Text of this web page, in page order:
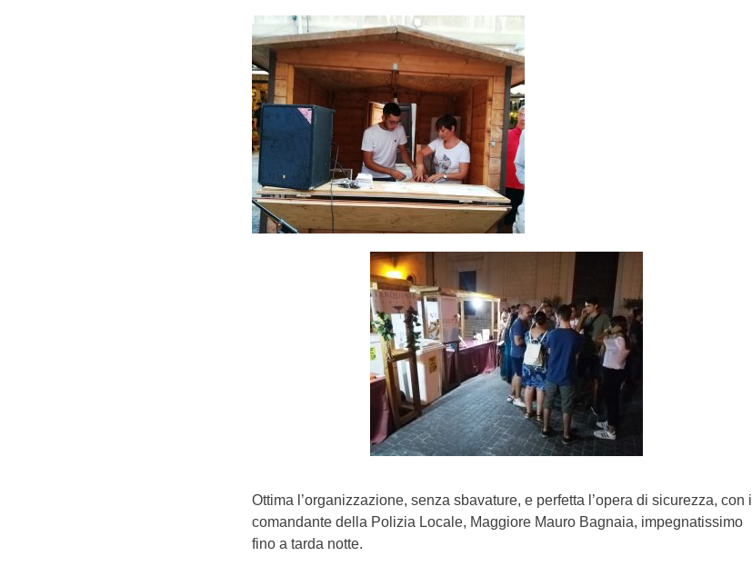
Ottima l’organizzazione, senza sbavature, e perfetta l’opera di sicurezza, con il
comandante della Polizia Locale, Maggiore Mauro Bagnaia, impegnatissimo
fino a tarda notte.